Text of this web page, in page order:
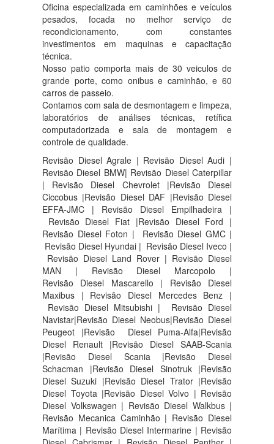
Oficina especializada em caminhões e veículos
pesados, focada no melhor serviço de
recondicionamento, com constantes
investimentos em maquinas e capacitação
técnica.
Nosso patio comporta mais de 30 veiculos de
grande porte, como onibus e caminhão, e 60
carros de passeio.
Contamos com sala de desmontagem e limpeza,
laboratórios de análises técnicas, retífica
computadorizada e sala de montagem e
controle de qualidade.
Revisão Diesel Agrale | Revisão Diesel Audi |
Revisão Diesel BMW| Revisão Diesel Caterpillar
| Revisão Diesel Chevrolet |Revisão Diesel
Ciccobus |Revisão Diesel DAF |Revisão Diesel
EFFA-JMC | Revisão Diesel Empilhadeira |
Revisão Diesel Fiat |Revisão Diesel Ford |
Revisão Diesel Foton | Revisão Diesel GMC |
Revisão Diesel Hyundai | Revisão Diesel Iveco |
Revisão Diesel Land Rover | Revisão Diesel
MAN | Revisão Diesel Marcopolo |
Revisão Diesel Mascarello | Revisão Diesel
Maxibus | Revisão Diesel Mercedes Benz |
Revisão Diesel Mitsubishi | Revisão Diesel
Navistar|Revisão Diesel Neobus|Revisão Diesel
Peugeot |Revisão Diesel Puma-Alfa|Revisão
Diesel Renault |Revisão Diesel SAAB-Scania
|Revisão Diesel Scania |Revisão Diesel
Schacman |Revisão Diesel Sinotruk |Revisão
Diesel Suzuki |Revisão Diesel Trator |Revisão
Diesel Toyota |Revisão Diesel Volvo | Revisão
Diesel Volkswagen | Revisão Diesel Walkbus |
Revisão Mecanica Caminhão | Revisão Diesel
Marítima | Revisão Diesel Intermarine | Revisão